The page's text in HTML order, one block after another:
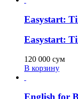
Easystart:
Easystart:
120 000 сум
В корзину
English for